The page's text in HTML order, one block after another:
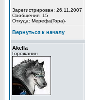
Зарегистрирован: 26.11.2007
Сообщения: 15
Откуда: Мерефа(Гора)-
Вернуться к началу
Akella
Горожанин